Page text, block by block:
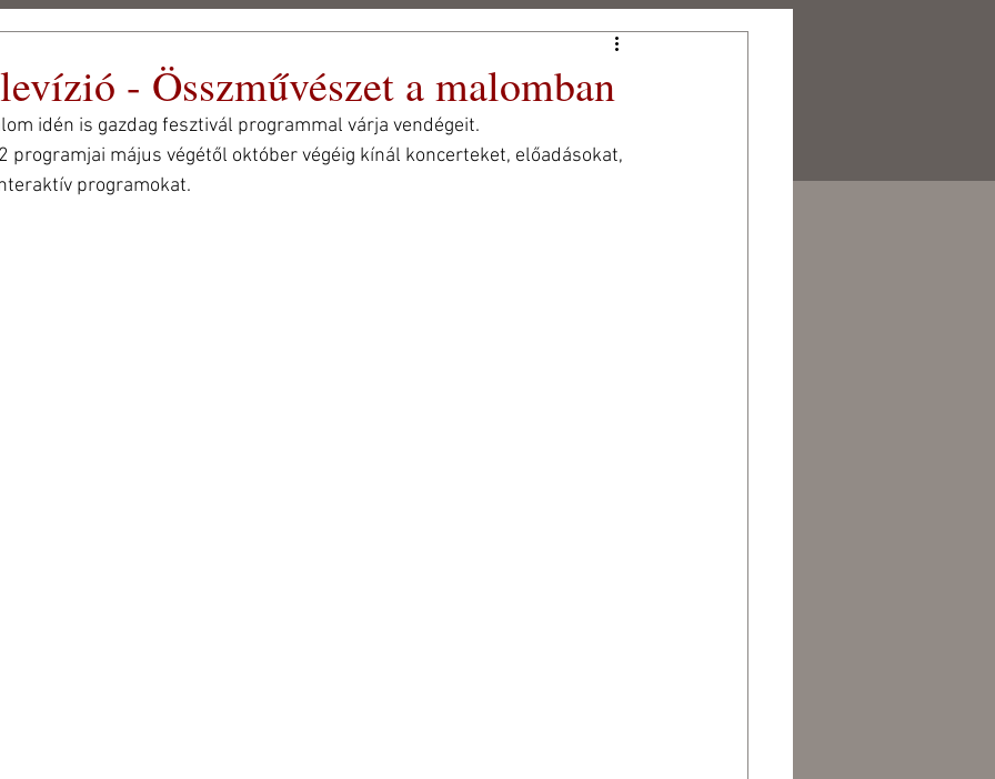
FEST 2026 SAJTÓ STÍLUS GALÉRIA ARCHÍVUM PARTNEREINK
- Összművészet a malomban
idén is gazdag fesztivál programmal várja vendégeit.
programjai május végétől október végéig kínál koncerteket, előadásokat,
programokat.